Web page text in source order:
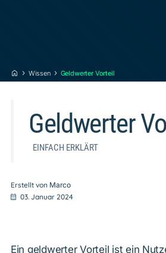
Sonstiges
Wissen Geldwerter Vorteil
Geldwerter
EINFACH ERKLÄRT
Erstellt von Marco
03. Januar 2024
Ein geldwerter Vorteil ist ein